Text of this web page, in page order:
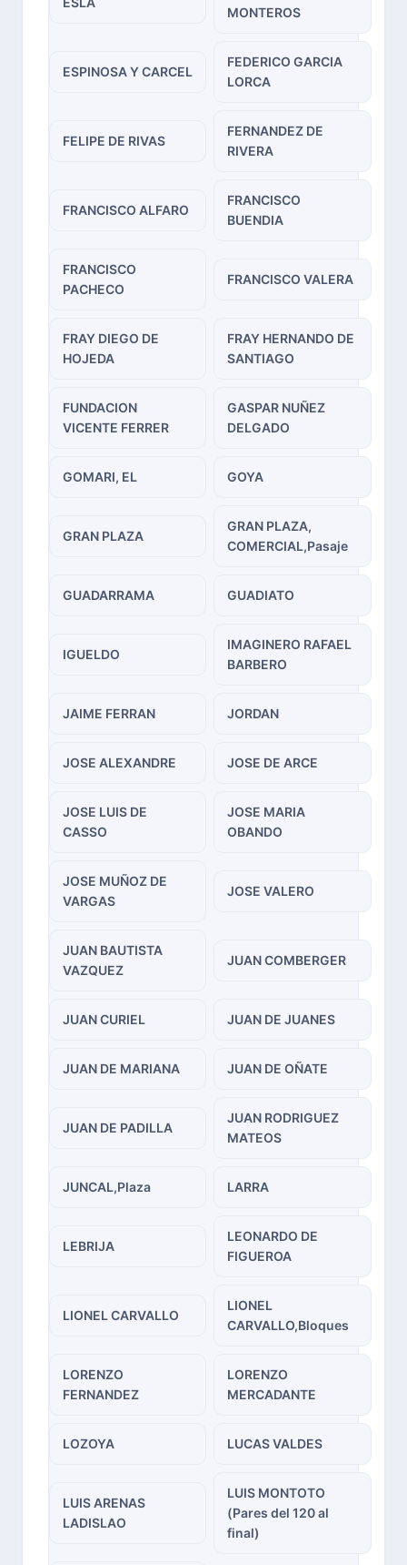
MONTEROS
ESPINOSA Y CARCEL
FEDERICO GARCIA
LORCA
FELIPE DE RIVAS
FERNANDEZ DE
RIVERA
FRANCISCO ALFARO
FRANCISCO
BUENDIA
FRANCISCO
PACHECO
FRANCISCO VALERA
FRAY DIEGO DE
HOJEDA
FRAY HERNANDO DE
SANTIAGO
FUNDACION
VICENTE FERRER
GASPAR NUÑEZ
DELGADO
GOMARI, EL GOYA
GRAN PLAZA
GRAN PLAZA,
COMERCIAL,Pasaje
GUADARRAMA GUADIATO
IGUELDO
IMAGINERO RAFAEL
BARBERO
JAIME FERRAN JORDAN
JOSE ALEXANDRE JOSE DE ARCE
JOSE LUIS DE
CASSO
JOSE MARIA
OBANDO
JOSE MUÑOZ DE
VARGAS
JOSE VALERO
JUAN BAUTISTA
VAZQUEZ
JUAN COMBERGER
JUAN CURIEL JUAN DE JUANES
JUAN DE MARIANA JUAN DE OÑATE
JUAN DE PADILLA
JUAN RODRIGUEZ
MATEOS
JUNCAL,Plaza LARRA
LEBRIJA
LEONARDO DE
FIGUEROA
LIONEL CARVALLO
LIONEL
CARVALLO,Bloques
LORENZO
FERNANDEZ
LORENZO
MERCADANTE
LOZOYA LUCAS VALDES
LUIS ARENAS
LADISLAO
LUIS MONTOTO
(Pares del 120 al
final)